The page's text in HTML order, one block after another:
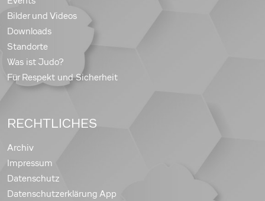
Bilder und Videos
Downloads
Standorte
Was ist Judo?
Für Respekt und Sicherheit
RECHTLICHES
Archiv
Impressum
Datenschutz
Datenschutzerklärung App